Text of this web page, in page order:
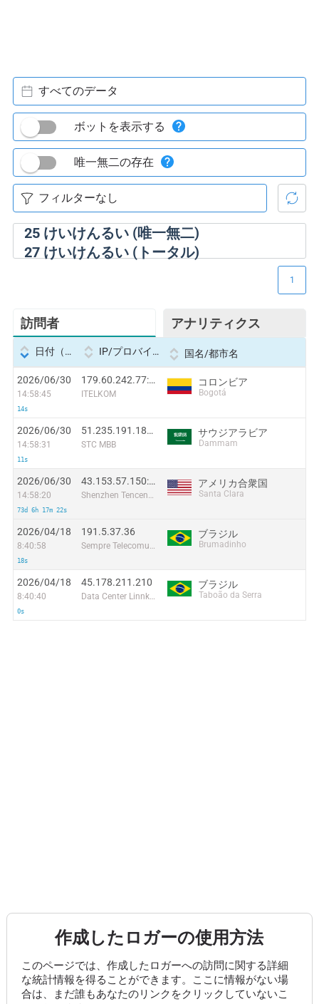
25けいけんるい (唯一無二)
27けいけんるい (トータル)
すべてのデータ
ボットを表示する
唯一無二の存在
訪問者 アナリティクス
1
日付（Datetime IP/プロバイダー 国名/都市名
2026/06/30
14:58:45
14s
179.60.242.77:36784
ITELKOM
コロンビア
Bogotá
2026/06/30
14:58:31
11s
51.235.191.182:58660
STC MBB
サウジアラビア
Dammam
2026/06/30
14:58:20
73d 6h 17m 22s
43.153.57.150:35661
Shenzhen Tencent Computer Systems Company Limited
アメリカ合衆国
Santa Clara
2026/04/18
8:40:58
18s
191.5.37.36
Sempre Telecomunicacoes Ltda
ブラジル
Brumadinho
2026/04/18
8:40:40
0s
45.178.211.210
Data Center Linnke Telecomunicacoes Ltda - EPP
ブラジル
Taboão da Serra
作成したロガーの使用方法
このページでは、作成したロガーへの訪問に関する詳細
な統計情報を得ることができます。ここに情報がない場
合は、まだ誰もあなたのリンクをクリックしていないこ